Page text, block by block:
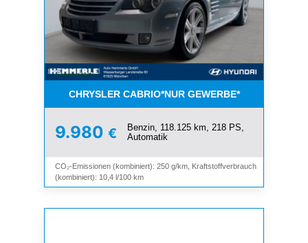
CHRYSLER CABRIO*NUR GEWERBE*
9.980 €
Benzin, 118.125 km, 218 PS,
Automatik
CO₂-Emissionen (kombiniert): 250 g/km, Kraftstoffverbrauch
(kombiniert): 10,4 l/100 km